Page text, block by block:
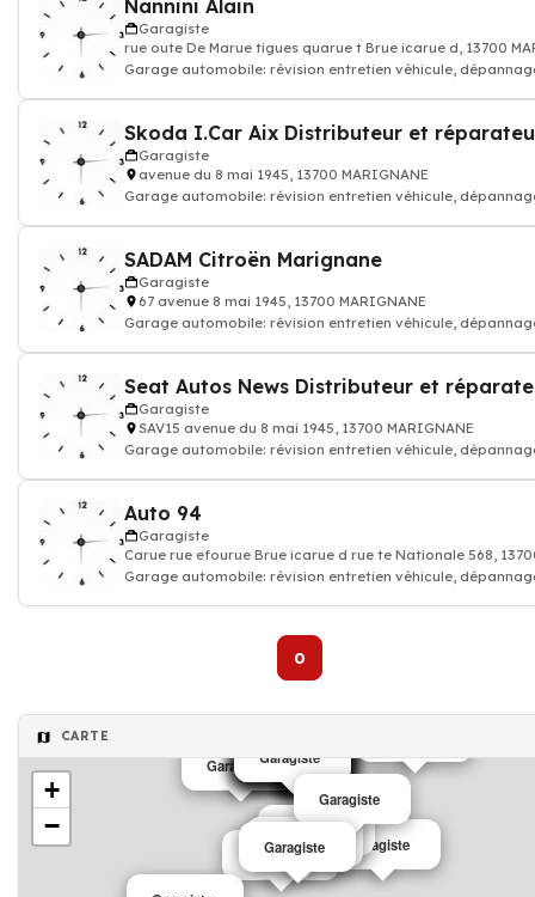
Nannini Alain
Garagiste
rue oute De Marue tigues quarue t Brue icarue d, 13700
Garage automobile: révision entretien véhicule,
Garagiste
avenue du 8 mai 1945, 13700 MARIGNANE
Garage automobile: révision entretien véhicule,
SADAM Citroën Marignane
Garagiste
67 avenue 8 mai 1945, 13700 MARIGNANE
Garage automobile: révision entretien véhicule,
Garagiste
SAV15 avenue du 8 mai 1945, 13700 MARIGNANE
Garage automobile: révision entretien véhicule,
Auto 94
Garagiste
Carue rue efourue Brue icarue d rue te Nationale 568,
Garage automobile: révision entretien véhicule,
0
CARTE
Garagiste
Garagiste
Garagiste
Garagiste
GaragisteGaragiste
Garagiste
Garagiste
Garagiste
Garagiste
Garagiste
Garagiste
Garagiste
Garagiste
Garagiste
Garagiste
+
−